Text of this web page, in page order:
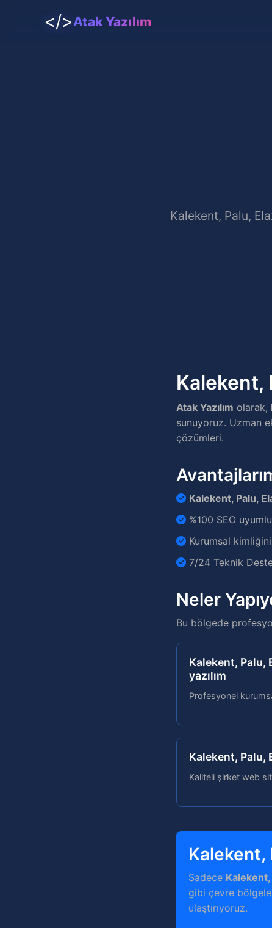
</>Atak Yazılım
Kalekent, Palu,
Kalekent,
Atak Yazılım olarak,
sunuyoruz. Uzman
çözümleri.
Kalekent, Palu,
%100 SEO
Kurumsal
7/24 Teknik
Neler
Bu bölgede
Kalekent, Palu,
yazılım
Profesyonel
Kalekent, Palu,
Kaliteli şirket web
Kalekent,
Sadece Kalekent,
gibi çevre
ulaştırıyoruz.